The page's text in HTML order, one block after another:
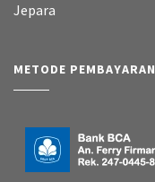
Jepara
METODE PEMBAYARAN